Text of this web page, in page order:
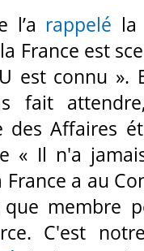
l’a rappelé la
France est
est connu
fait
Affaires
« Il n'a
a au
membre
C'est